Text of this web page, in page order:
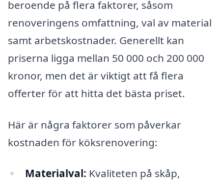
beroende på flera faktorer, såsom
renoveringens omfattning, val av material
samt arbetskostnader. Generellt kan
priserna ligga mellan 50 000 och 200 000
kronor, men det är viktigt att få flera
offerter för att hitta det bästa priset.
Här är några faktorer som påverkar
kostnaden för köksrenovering:
Materialval: Kvaliteten på skåp,